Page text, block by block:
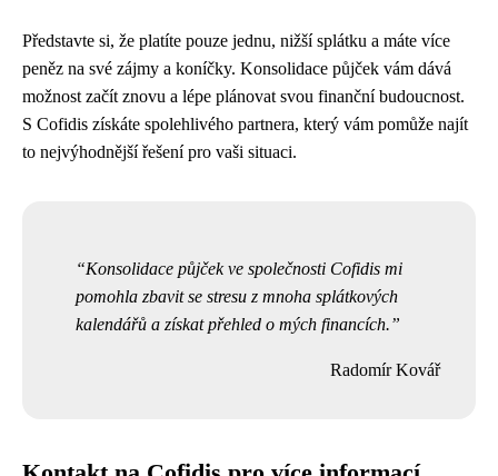
Představte si, že platíte pouze jednu, nižší splátku a máte více
peněz na své zájmy a koníčky. Konsolidace půjček vám dává
možnost začít znovu a lépe plánovat svou finanční budoucnost.
S Cofidis získáte spolehlivého partnera, který vám pomůže najít
to nejvýhodnější řešení pro vaši situaci.
Konsolidace půjček ve společnosti Cofidis mi
pomohla zbavit se stresu z mnoha splátkových
kalendářů a získat přehled o mých financích.
Radomír Kovář